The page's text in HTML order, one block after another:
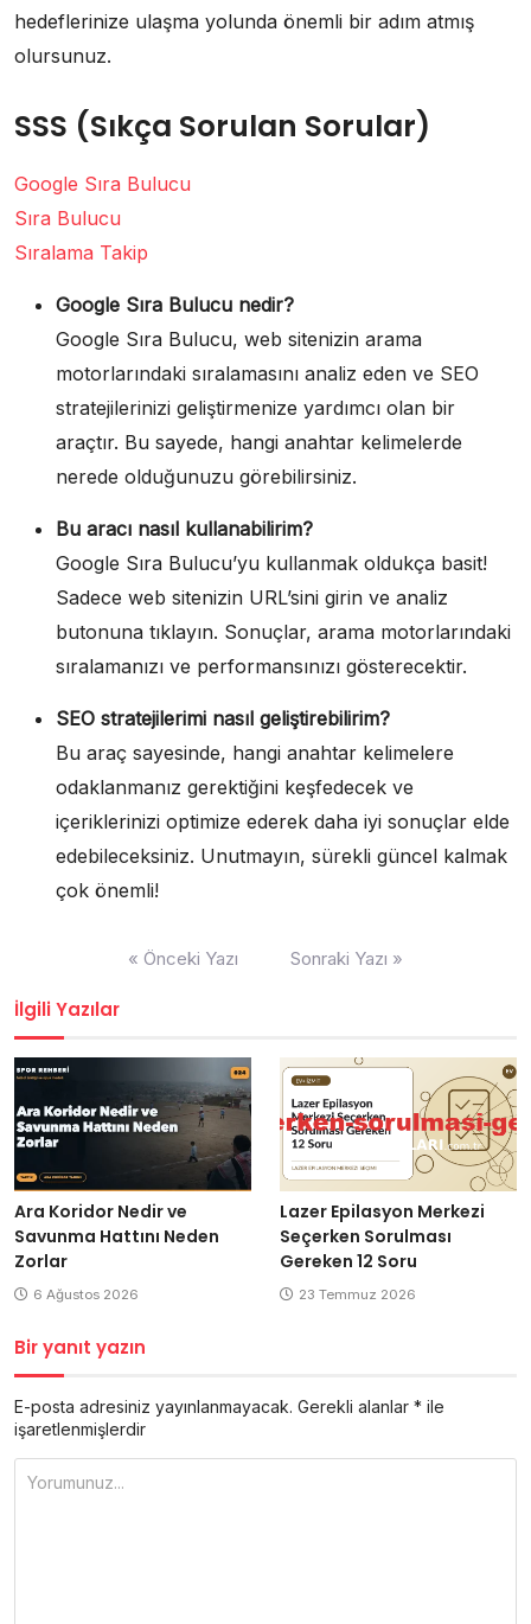
hedeflerinize ulaşma yolunda önemli bir adım atmış
olursunuz.
SSS (Sıkça Sorulan Sorular)
Google Sıra Bulucu
Sıra Bulucu
Sıralama Takip
Google Sıra Bulucu nedir?
Google Sıra Bulucu, web sitenizin arama
motorlarındaki sıralamasını analiz eden ve SEO
stratejilerinizi geliştirmenize yardımcı olan bir
araçtır. Bu sayede, hangi anahtar kelimelerde
nerede olduğunuzu görebilirsiniz.
Bu aracı nasıl kullanabilirim?
Google Sıra Bulucu’yu kullanmak oldukça basit!
Sadece web sitenizin URL’sini girin ve analiz
butonuna tıklayın. Sonuçlar, arama motorlarındaki
sıralamanızı ve performansınızı gösterecektir.
SEO stratejilerimi nasıl geliştirebilirim?
Bu araç sayesinde, hangi anahtar kelimelere
odaklanmanız gerektiğini keşfedecek ve
içeriklerinizi optimize ederek daha iyi sonuçlar elde
edebileceksiniz. Unutmayın, sürekli güncel kalmak
çok önemli!
« Önceki Yazı Sonraki Yazı »
İlgili Yazılar
Ara Koridor Nedir ve
Savunma Hattını Neden
Zorlar
6 Ağustos 2026
Lazer Epilasyon Merkezi
Seçerken Sorulması
Gereken 12 Soru
23 Temmuz 2026
Bir yanıt yazın
E-posta adresiniz yayınlanmayacak. Gerekli alanlar * ile
işaretlenmişlerdir